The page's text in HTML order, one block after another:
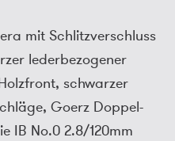
mit Schlitzverschluss
lederbezogener
schwarzer
Goerz Doppel-
IB No.0 2.8/120mm